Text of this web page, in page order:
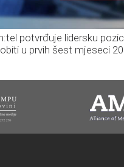
potvrđuje lidersku
u prvih šest mjeseci